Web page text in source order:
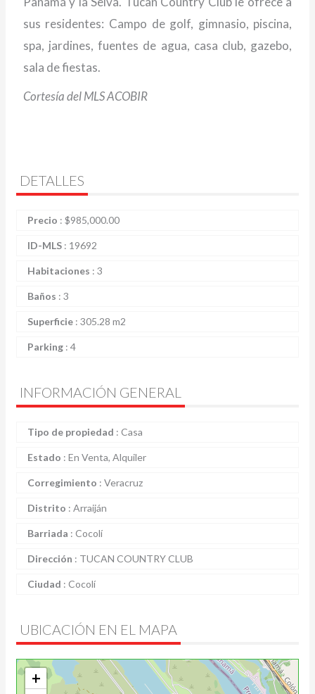
sus residentes: Campo de golf, gimnasio, piscina,
spa, jardines, fuentes de agua, casa club, gazebo,
sala de fiestas.
Cortesía del MLS ACOBIR
DETALLES
Precio : $985,000.00
ID-MLS : 19692
Habitaciones : 3
Baños : 3
Superficie : 305.28 m2
Parking : 4
INFORMACIÓN GENERAL
Tipo de propiedad : Casa
Estado : En Venta, Alquiler
Corregimiento : Veracruz
Distrito : Arraiján
Barriada : Cocolí
Dirección : TUCAN COUNTRY CLUB
Ciudad : Cocolí
UBICACIÓN EN EL MAPA
+